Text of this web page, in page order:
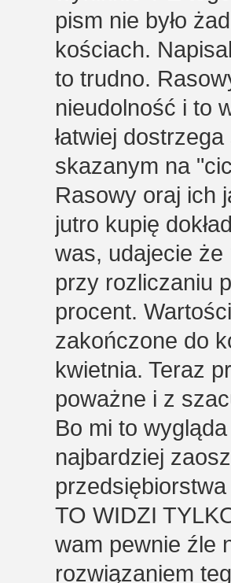
pism nie było
kościach.
to trudno.
nieudolność i to
łatwiej
skazanym na
Rasowy oraj ich
jutro kupię
was, udajecie że
przy rozliczaniu
procent.
zakończone do
kwietnia. Teraz
poważne i z
Bo mi to
najbardziej
TO WIDZI
wam pewnie źle
rozwiązaniem